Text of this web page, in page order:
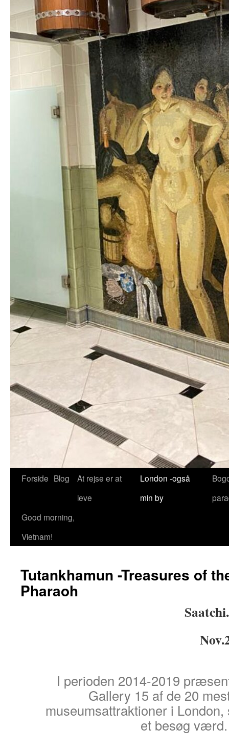
Forside Blog
At rejse er at
leve
London -også
min by
Good morning,
Vietnam!
Tutankhamun -Treasures of
Pharaoh
Nov.2019-
I perioden 2014-2019
Gallery 15 af de 20
museumsattraktioner i
et besøg værd.